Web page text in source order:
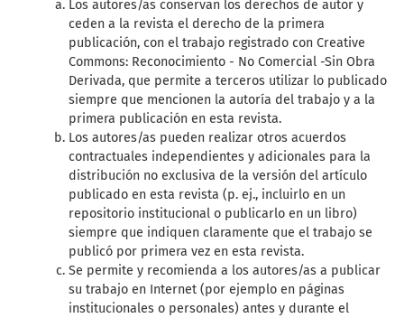
Los autores/as conservan los derechos de autor y
ceden a la revista el derecho de la primera
publicación, con el trabajo registrado con Creative
Commons: Reconocimiento - No Comercial -Sin Obra
Derivada, que permite a terceros utilizar lo publicado
siempre que mencionen la autoría del trabajo y a la
primera publicación en esta revista.
Los autores/as pueden realizar otros acuerdos
contractuales independientes y adicionales para la
distribución no exclusiva de la versión del artículo
publicado en esta revista (p. ej., incluirlo en un
repositorio institucional o publicarlo en un libro)
siempre que indiquen claramente que el trabajo se
publicó por primera vez en esta revista.
Se permite y recomienda a los autores/as a publicar
su trabajo en Internet (por ejemplo en páginas
institucionales o personales) antes y durante el